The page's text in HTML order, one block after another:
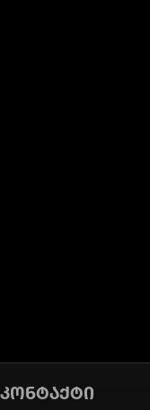
ᲙᲝᲜᲢᲐᲥᲢᲘ